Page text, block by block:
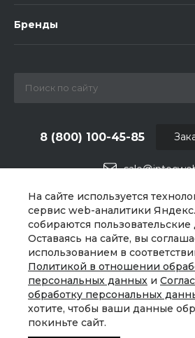
На сайте используется
сервис web-аналитики
собираются
Оставаясь на сайте, вы
использованием в
Политикой в отношении
персональных данных и
обработку персональных
хотите, чтобы ваши данные
покиньте сайт.
Бренды
8 (800) 100-45-85
г. Челябинск,